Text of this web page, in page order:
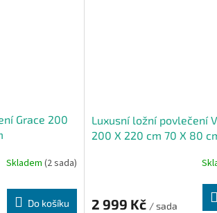
Grace 200
Skladem (2 sada)
Do košíku
Luxusní ložní povlečení
200 X 220 cm 70 X 80
2 999 Kč / sada